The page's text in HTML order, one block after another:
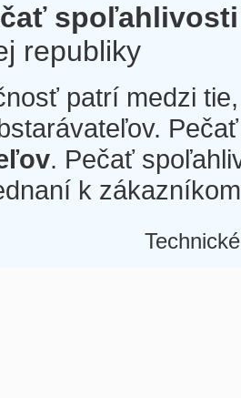
spoľahlivosti
republiky
patrí medzi
. Pečať
k